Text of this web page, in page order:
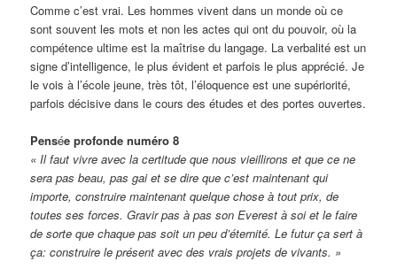
Comme c’est vrai. Les hommes vivent dans un monde où ce
sont souvent les mots et non les actes qui ont du pouvoir, où la
compétence ultime est la maîtrise du langage. La verbalité est un
signe d’intelligence, le plus évident et parfois le plus apprécié. Je
le vois à l’école jeune, très tôt, l’éloquence est une supériorité,
parfois décisive dans le cours des études et des portes ouvertes.
Pensée profonde numéro 8
« Il faut vivre avec la certitude que nous vieillirons et que ce ne
sera pas beau, pas gai et se dire que c’est maintenant qui
importe, construire maintenant quelque chose à tout prix, de
toutes ses forces. Gravir pas à pas son Everest à soi et le faire
de sorte que chaque pas soit un peu d’éternité. Le futur ça sert à
ça: construire le présent avec des vrais projets de vivants. »